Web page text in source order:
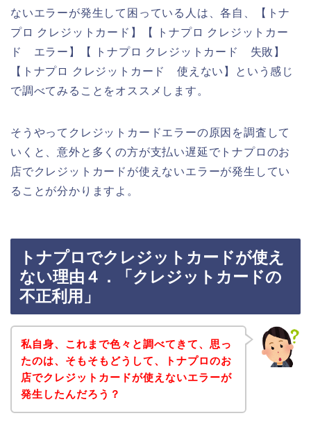
ないエラーが発生して困っている人は、各自、【トナ
プロ クレジットカード】【 トナプロ クレジットカー
ド エラー】【 トナプロ クレジットカード 失敗】
【トナプロ クレジットカード 使えない】という感じ
で調べてみることをオススメします。
そうやってクレジットカードエラーの原因を調査して
いくと、意外と多くの方が支払い遅延でトナプロのお
店でクレジットカードが使えないエラーが発生してい
ることが分かりますよ。
トナプロでクレジットカードが使え
ない理由４．「クレジットカードの
不正利用」
私自身、これまで色々と調べてきて、思っ
たのは、そもそもどうして、トナプロのお
店でクレジットカードが使えないエラーが
発生したんだろう？